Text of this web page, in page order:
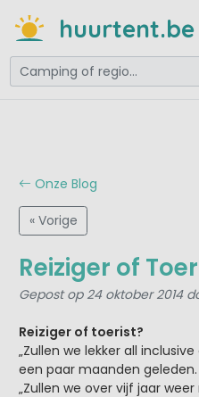
huurtent.be
Onze Blog
« Vorige
Reiziger of
Gepost op 24 oktober 2014
Reiziger of toerist?
„Zullen we lekker all
een paar maanden geleden.
„Zullen we over vijf jaar